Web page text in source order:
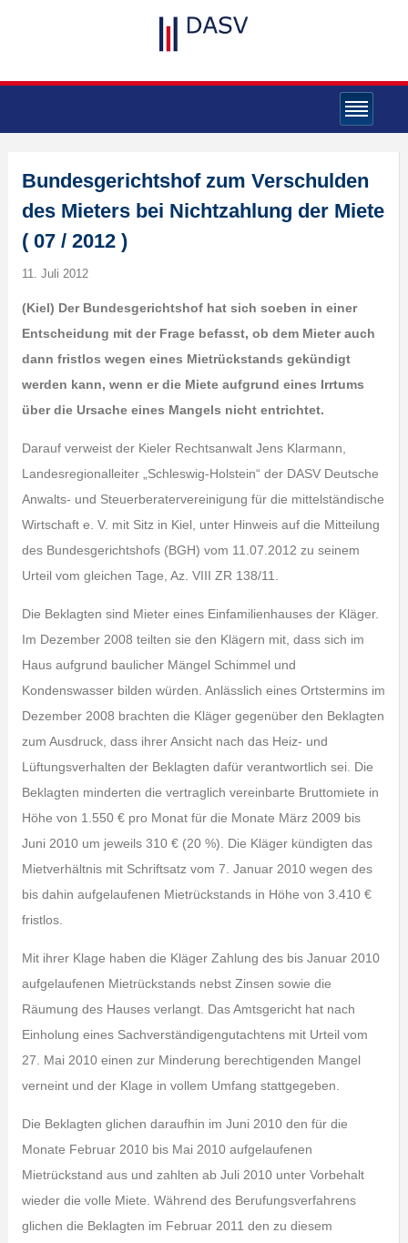
Bundesgerichtshof zum Verschulden
des Mieters bei Nichtzahlung der Miete
( 07 / 2012 )
11. Juli 2012
(Kiel) Der Bundesgerichtshof hat sich soeben in einer
Entscheidung mit der Frage befasst, ob dem Mieter auch
dann fristlos wegen eines Mietrückstands gekündigt
werden kann, wenn er die Miete aufgrund eines Irrtums
über die Ursache eines Mangels nicht entrichtet.
Darauf verweist der Kieler Rechtsanwalt Jens Klarmann,
Landesregionalleiter „Schleswig-Holstein“ der DASV Deutsche
Anwalts- und Steuerberatervereinigung für die mittelständische
Wirtschaft e. V. mit Sitz in Kiel, unter Hinweis auf die Mitteilung
des Bundesgerichtshofs (BGH) vom 11.07.2012 zu seinem
Urteil vom gleichen Tage, Az. VIII ZR 138/11.
Die Beklagten sind Mieter eines Einfamilienhauses der Kläger.
Im Dezember 2008 teilten sie den Klägern mit, dass sich im
Haus aufgrund baulicher Mängel Schimmel und
Kondenswasser bilden würden. Anlässlich eines Ortstermins im
Dezember 2008 brachten die Kläger gegenüber den Beklagten
zum Ausdruck, dass ihrer Ansicht nach das Heiz- und
Lüftungsverhalten der Beklagten dafür verantwortlich sei. Die
Beklagten minderten die vertraglich vereinbarte Bruttomiete in
Höhe von 1.550 € pro Monat für die Monate März 2009 bis
Juni 2010 um jeweils 310 € (20 %). Die Kläger kündigten das
Mietverhältnis mit Schriftsatz vom 7. Januar 2010 wegen des
bis dahin aufgelaufenen Mietrückstands in Höhe von 3.410 €
fristlos.
Mit ihrer Klage haben die Kläger Zahlung des bis Januar 2010
aufgelaufenen Mietrückstands nebst Zinsen sowie die
Räumung des Hauses verlangt. Das Amtsgericht hat nach
Einholung eines Sachverständigengutachtens mit Urteil vom
27. Mai 2010 einen zur Minderung berechtigenden Mangel
verneint und der Klage in vollem Umfang stattgegeben.
Die Beklagten glichen daraufhin im Juni 2010 den für die
Monate Februar 2010 bis Mai 2010 aufgelaufenen
Mietrückstand aus und zahlten ab Juli 2010 unter Vorbehalt
wieder die volle Miete. Während des Berufungsverfahrens
glichen die Beklagten im Februar 2011 den zu diesem